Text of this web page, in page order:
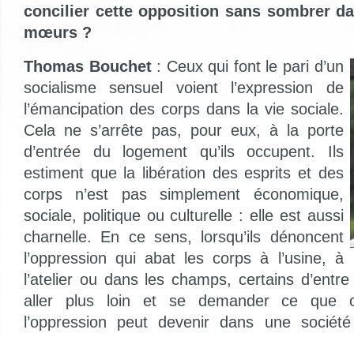
concilier cette opposition sans sombrer
mœurs ?
Thomas Bouchet: Ceux qui font le pari d’un
socialisme sensuel voient l’expression de
l’émancipation des corps dans la vie sociale.
Cela ne s’arrête pas, pour eux, à la porte
d’entrée du logement qu’ils occupent. Ils
estiment que la libération des esprits et des
corps n’est pas simplement économique,
sociale, politique ou culturelle : elle est aussi
charnelle. En ce sens, lorsqu’ils dénoncent
l’oppression qui abat les corps à l’usine, à
l’atelier ou dans les champs, certains
aller plus loin et se demander ce que
l’oppression peut devenir dans une